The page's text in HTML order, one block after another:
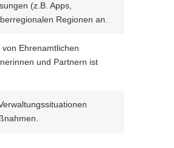
(z.B. Apps,
Regionen an.
Ehrenamtlichen
und Partnern ist